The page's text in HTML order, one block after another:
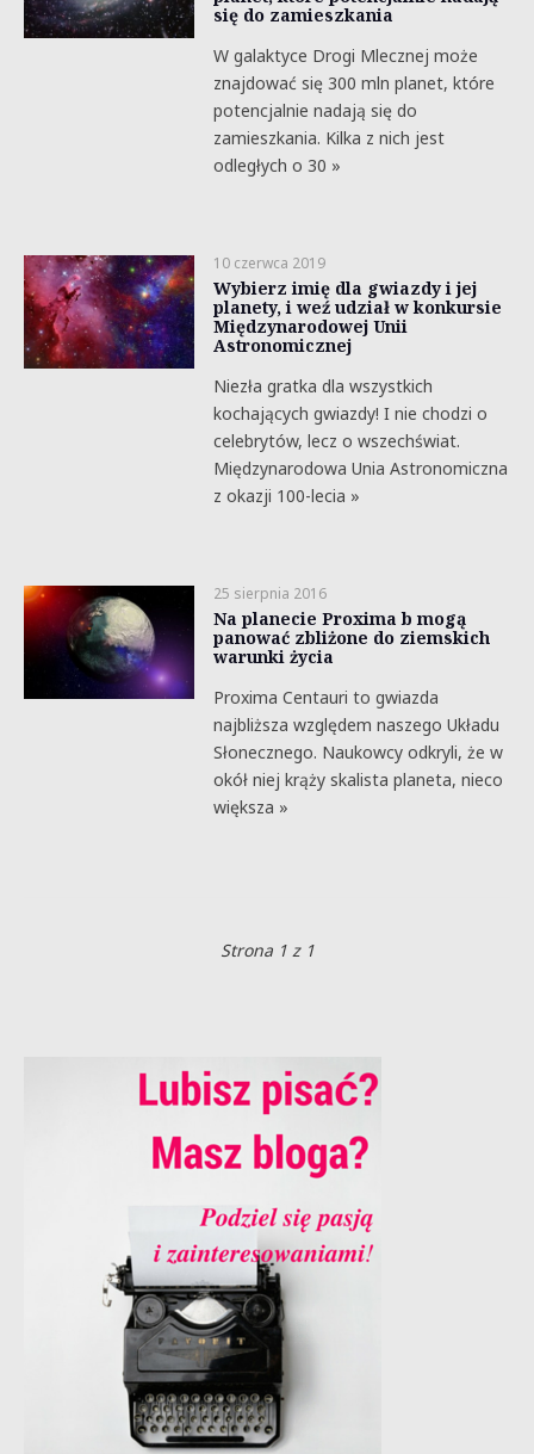
się do zamieszkania
W galaktyce Drogi Mlecznej może
znajdować się 300 mln planet, które
potencjalnie nadają się do
zamieszkania. Kilka z nich jest
odległych o 30 »
10 czerwca 2019
Wybierz imię dla gwiazdy i jej
planety, i weź udział w konkursie
Międzynarodowej Unii
Astronomicznej
Niezła gratka dla wszystkich
kochających gwiazdy! I nie chodzi o
celebrytów, lecz o wszechświat.
Międzynarodowa Unia Astronomiczna
z okazji 100-lecia »
25 sierpnia 2016
Na planecie Proxima b mogą
panować zbliżone do ziemskich
warunki życia
Proxima Centauri to gwiazda
najbliższa względem naszego Układu
Słonecznego. Naukowcy odkryli, że w
okół niej krąży skalista planeta, nieco
większa »
Strona 1 z 1